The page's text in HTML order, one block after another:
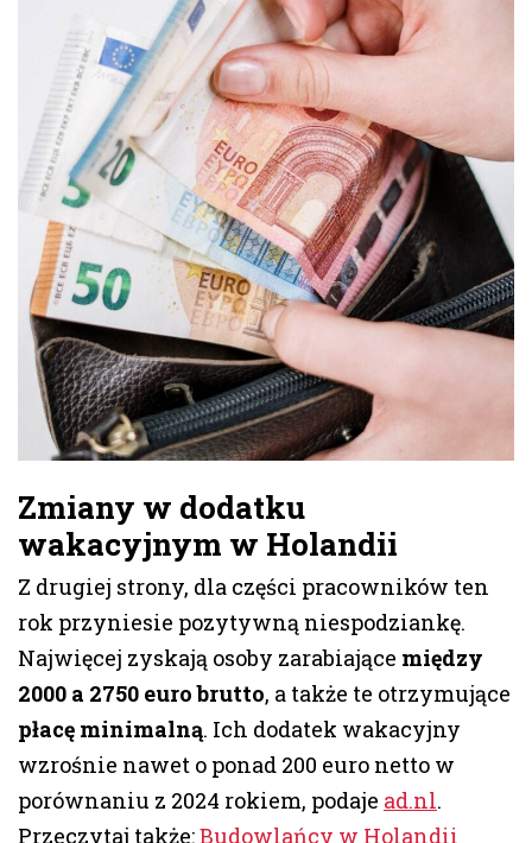
Zmiany w dodatku
wakacyjnym w Holandii
Z drugiej strony, dla części pracowników ten
rok przyniesie pozytywną niespodziankę.
Najwięcej zyskają osoby zarabiające między
2000 a 2750 euro brutto, a także te otrzymujące
płacę minimalną. Ich dodatek wakacyjny
wzrośnie nawet o ponad 200 euro netto w
porównaniu z 2024 rokiem, podaje ad.nl.
Przeczytaj także:Budowlańcy w Holandii